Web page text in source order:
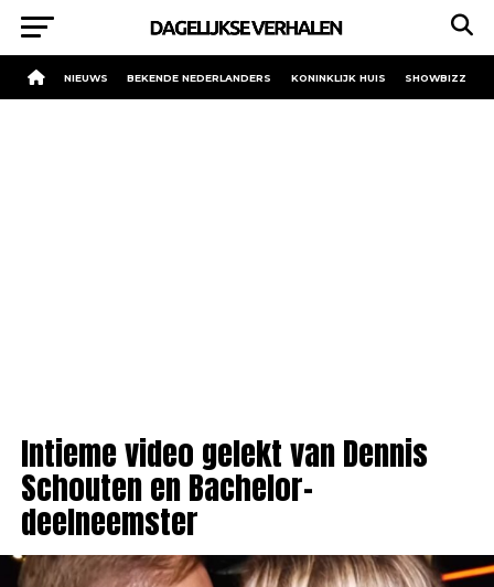
NIEUWS BEKENDE NEDERLANDERS KONINKLIJK HUIS SHOWBIZZ
Intieme video gelekt van Dennis
Schouten en Bachelor-
deelneemster